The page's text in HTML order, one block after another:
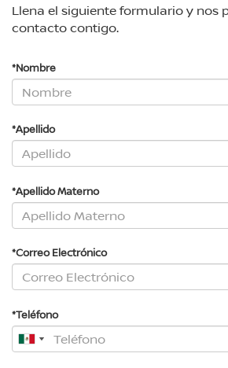
Llena el siguiente formulario y nos
contacto contigo.
*Nombre
*Apellido
*Apellido Materno
*Correo Electrónico
*Teléfono